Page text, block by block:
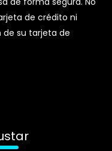
de crédito ni
su tarjeta de